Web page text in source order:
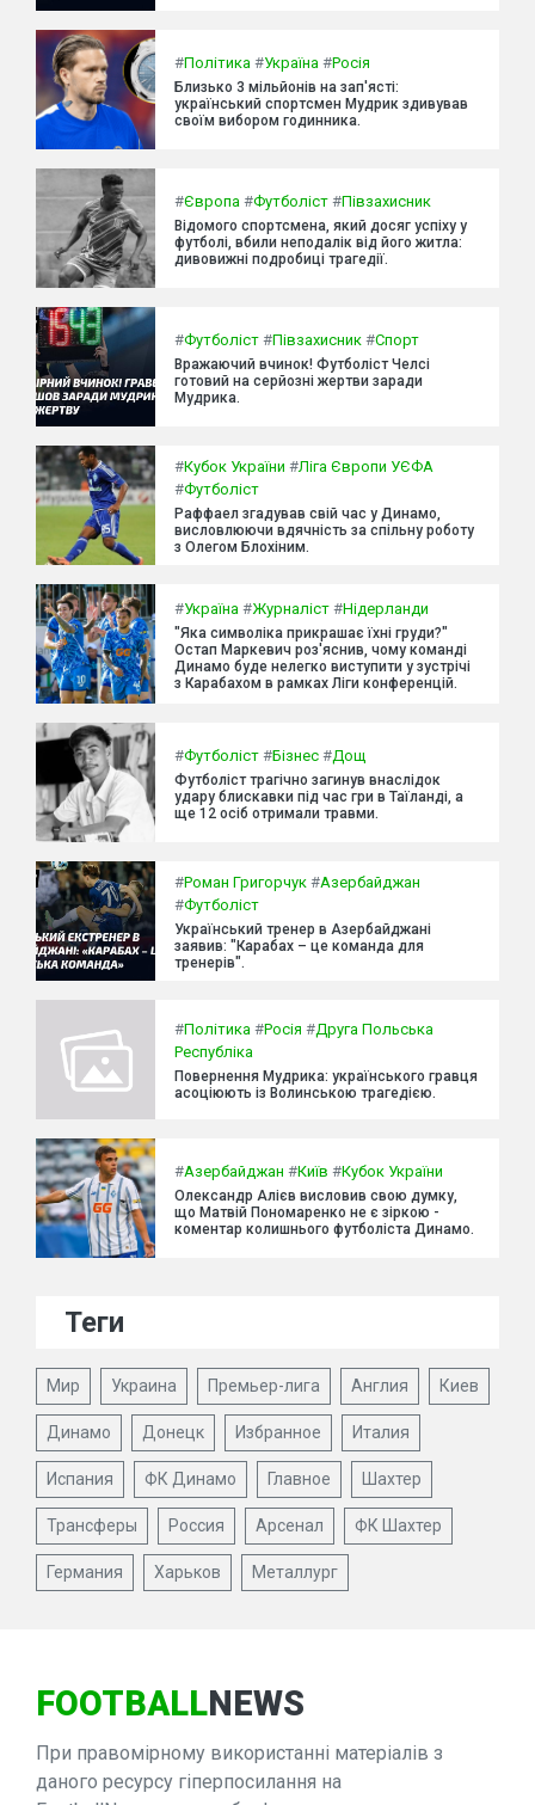
#Політика #Україна #Росія
Близько 3 мільйонів на зап'ясті:
український спортсмен Мудрик здивував
своїм вибором годинника.
#Європа #Футболіст #Півзахисник
Відомого спортсмена, який досяг успіху у
футболі, вбили неподалік від його житла:
дивовижні подробиці трагедії.
#Футболіст #Півзахисник #Спорт
Вражаючий вчинок! Футболіст Челсі
готовий на серйозні жертви заради
Мудрика.
#Кубок України #Ліга Європи УЄФА
#Футболіст
Раффаел згадував свій час у Динамо,
висловлюючи вдячність за спільну роботу
з Олегом Блохіним.
#Україна #Журналіст #Нідерланди
"Яка символіка прикрашає їхні груди?"
Остап Маркевич роз'яснив, чому команді
Динамо буде нелегко виступити у зустрічі
з Карабахом в рамках Ліги конференцій.
#Футболіст #Бізнес #Дощ
Футболіст трагічно загинув внаслідок
удару блискавки під час гри в Таїланді, а
ще 12 осіб отримали травми.
#Роман Григорчук #Азербайджан
#Футболіст
Український тренер в Азербайджані
заявив: "Карабах – це команда для
тренерів".
#Політика #Росія #Друга Польська
Республіка
Повернення Мудрика: українського гравця
асоціюють із Волинською трагедією.
#Азербайджан #Київ #Кубок України
Олександр Алієв висловив свою думку,
що Матвій Пономаренко не є зіркою -
коментар колишнього футболіста Динамо.
Теги
Мир Украина Премьер-лига Англия Киев
Динамо Донецк Избранное Италия
Испания ФК Динамо Главное Шахтер
Трансферы Россия Арсенал ФК Шахтер
Германия Харьков Металлург
FOOTBALLNEWS
При правомірному використанні матеріалів з
даного ресурсу гіперпосилання на